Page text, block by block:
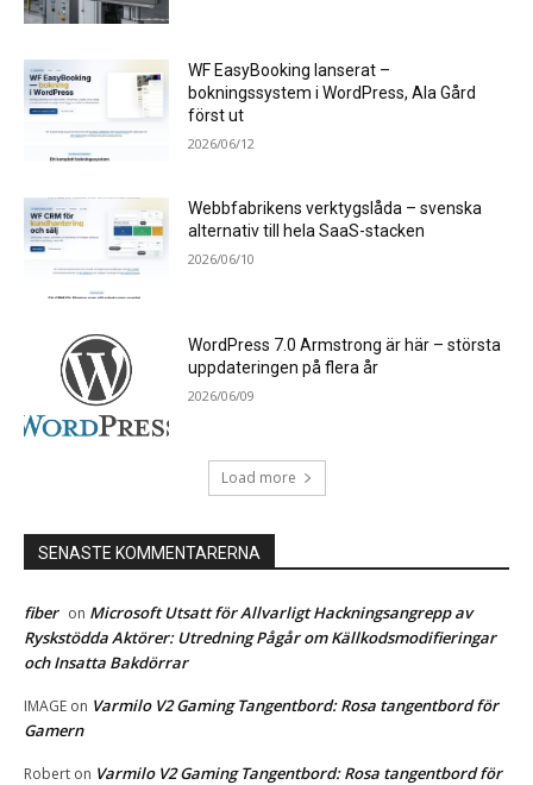
WF EasyBooking lanserat –
bokningssystem i WordPress, Ala Gård
först ut
2026/06/12
Webbfabrikens verktygslåda – svenska
alternativ till hela SaaS-stacken
2026/06/10
WordPress 7.0 Armstrong är här – största
uppdateringen på flera år
2026/06/09
Load more
SENASTE KOMMENTARERNA
fiber on Microsoft Utsatt för Allvarligt Hackningsangrepp av
Ryskstödda Aktörer: Utredning Pågår om Källkodsmodifieringar
och Insatta Bakdörrar
IMAGE on Varmilo V2 Gaming Tangentbord: Rosa tangentbord för
Gamern
Robert on Varmilo V2 Gaming Tangentbord: Rosa tangentbord för